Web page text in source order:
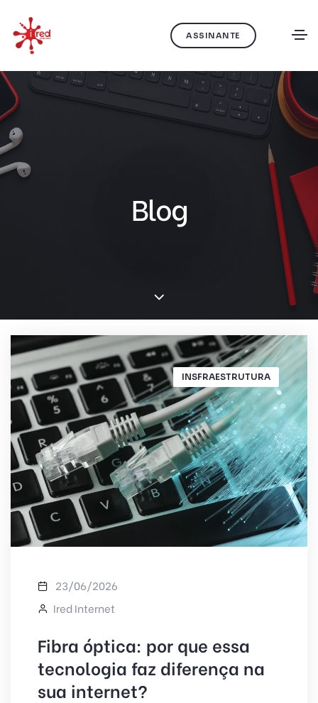
ASSINANTE
Blog
INSFRAESTRUTURA
23/06/2026
Ired Internet
Fibra óptica: por que essa
tecnologia faz diferença na
sua internet?